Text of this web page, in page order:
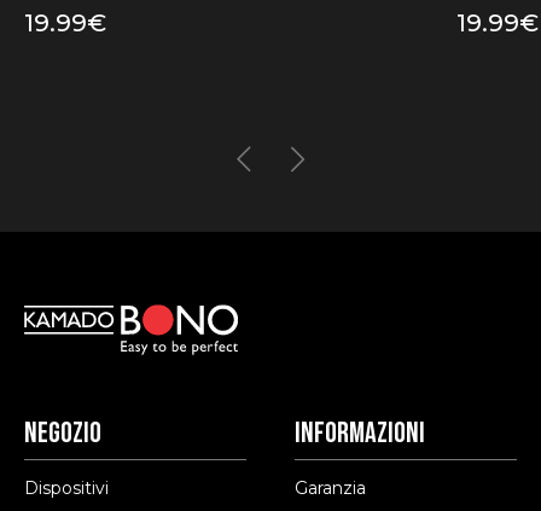
19.99€ 19.99€
Negozio
Dispositivi
Informazioni
Garanzia